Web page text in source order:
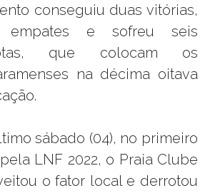
conseguiu duas vitórias,
empates e sofreu seis
que colocam os
na décima oitava
sábado (04), no primeiro
LNF 2022, o Praia Clube
o fator local e derrotou